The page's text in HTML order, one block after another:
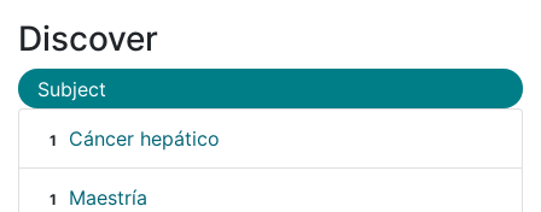
Discover
Subject
1 Cáncer hepático
1 Maestría